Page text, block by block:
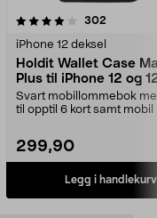
302
iPhone 12 deksel
Holdit Wallet Case
Plus til iPhone 12 og
Svart mobillommebok
til opptil 6 kort samt
299,90
Legg i handlekurv
4.0 av 5 stjerner